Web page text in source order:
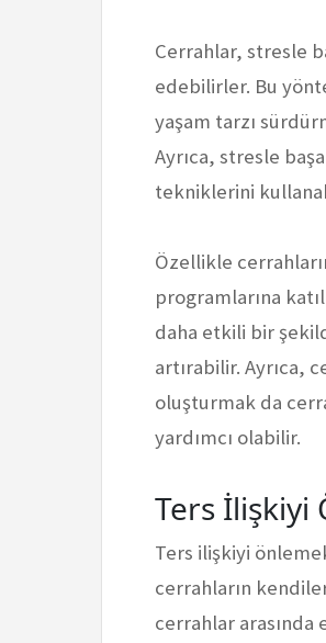
Cerrahlar, stresle
edebilirler. Bu
yaşam tarzı
Ayrıca, stresle
tekniklerini
Özellikle
programlarına
daha etkili bir
artırabilir. Ayrıca,
oluşturmak da
yardımcı olabilir.
Ters İlişkiyi
Ters ilişkiyi
cerrahların
cerrahlar arasında